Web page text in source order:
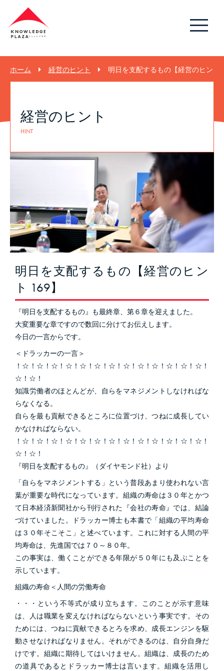
ホーム 経営のヒント 明日を支配するもの【経営のヒント
経営のヒント
HINT
明日を支配するもの【経営のヒン
ト 169】
『明日を支配するもの』も最終章、第６章を迎えました。
大変重要な章ですので数回に分けてお伝えします。
今日の一言からです。
＜ドラッカーの一言＞
！☆！☆！☆！☆！☆！☆！☆！☆！☆！☆！☆！☆！☆！
☆！☆！
知識労働者のほとんどが、自らをマネジメントしなければな
らなくなる。
自らを最も貢献できるところに位置づけ、つねに成長してい
かなければならない。
！☆！☆！☆！☆！☆！☆！☆！☆！☆！☆！☆！☆！☆！
☆！☆！
『明日を支配するもの』（ダイヤモンド社）より
「自らをマネジメントする」という普段あまり使われない言
葉が重要な時代になっています。組織の寿命は３０年とかつ
て日本経済新聞社から刊行された『会社の寿命』では、結論
づけていました。ドラッカー博士も本書で「組織の平均寿命
は３０年そこそこ」と述べています。これに対する人間の平
均寿命は、先進国では７０～８０年。
この事実は、働くことができる年限が５０年にも及ぶことを
示しています。
組織の寿命＜人間の労働寿命
・・・という不等式が成り立ちます。このことが示す意味
は、人は職業を変えなければならないという事実です。その
ためには、つねに貢献できるとろを求め、成長エンジンを駆
動させなければなりません。それができるのは、自分自身だ
けです。組織に期待してはいけません。組織は、成長のため
の道具であるとドラッカー博士は言います。組織を活用し